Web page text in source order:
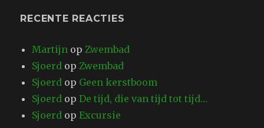
RECENTE REACTIES
Martijn opZwembad
Sjoerd opZwembad
Sjoerd op Geen kerstboom
Sjoerd opDe tijd, die van tijd tot tijd…
Sjoerd opExcursie